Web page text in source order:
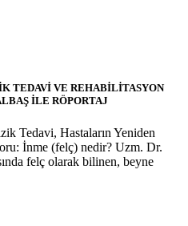
TEDAVİ VE REHABİLİTASYON
İLE RÖPORTAJ
Tedavi, Hastaların Yeniden
İnme (felç) nedir? Uzm. Dr.
felç olarak bilinen, beyne